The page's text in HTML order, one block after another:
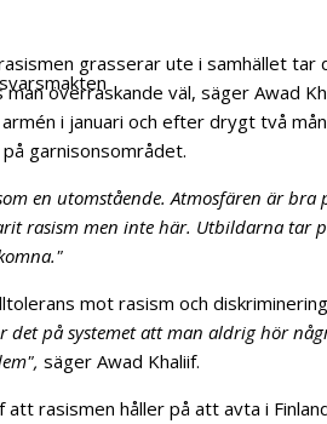
grasserar ute i samhället
man överraskande väl, säger Awad
i januari och efter drygt två
garnisonsområdet.
en utomstående. Atmosfären är bra
rasism men inte här. Utbildarna tar
mot rasism och
det på systemet att man aldrig hör
säger Awad Khaliif.
att rasismen håller på att avta i